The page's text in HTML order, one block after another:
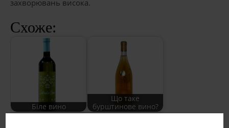
захворювань висока.
Схоже:
Біле вино
Що таке
бурштинове вино?